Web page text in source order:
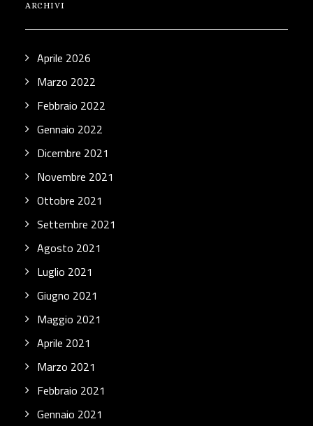
ARCHIVI
Aprile 2026
Marzo 2022
Febbraio 2022
Gennaio 2022
Dicembre 2021
Novembre 2021
Ottobre 2021
Settembre 2021
Agosto 2021
Luglio 2021
Giugno 2021
Maggio 2021
Aprile 2021
Marzo 2021
Febbraio 2021
Gennaio 2021